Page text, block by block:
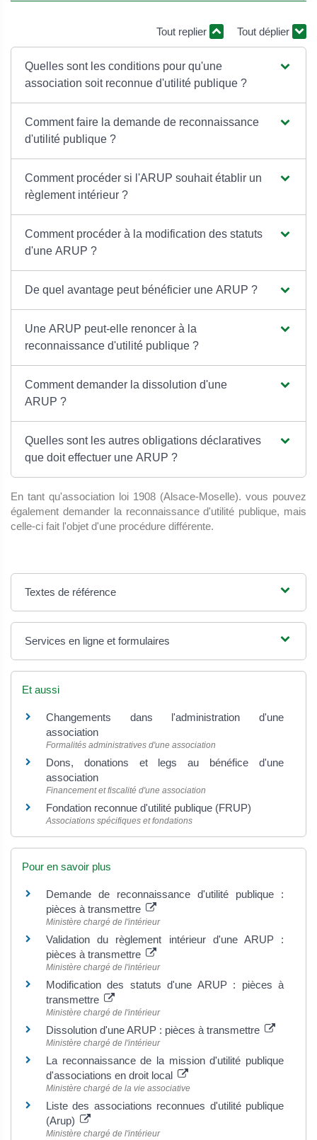
Tout replier Tout déplier
Quelles sont les conditions pour qu'une
association soit reconnue d'utilité publique ?
Comment faire la demande de reconnaissance
d'utilité publique ?
Comment procéder si l'ARUP souhait établir un
règlement intérieur ?
Comment procéder à la modification des statuts
d'une ARUP ?
De quel avantage peut bénéficier une ARUP ?
Une ARUP peut-elle renoncer à la
reconnaissance d'utilité publique ?
Comment demander la dissolution d'une
ARUP ?
Quelles sont les autres obligations déclaratives
que doit effectuer une ARUP ?
En tant qu'association loi 1908 (Alsace-Moselle). vous pouvez
également demander la reconnaissance d'utilité publique, mais
celle-ci fait l'objet d'une procédure différente.
Textes de référence
Services en ligne et formulaires
Et aussi
Changements dans l'administration d'une
association
Formalités administratives d'une association
Dons, donations et legs au bénéfice d'une
association
Financement et fiscalité d'une association
Fondation reconnue d'utilité publique (FRUP)
Associations spécifiques et fondations
Pour en savoir plus
Demande de reconnaissance d'utilité publique :
pièces à transmettre
Ministère chargé de l'intérieur
Validation du règlement intérieur d'une ARUP :
pièces à transmettre
Ministère chargé de l'intérieur
Modification des statuts d'une ARUP : pièces à
transmettre
Ministère chargé de l'intérieur
Dissolution d'une ARUP : pièces à transmettre
Ministère chargé de l'intérieur
La reconnaissance de la mission d'utilité publique
d'associations en droit local
Ministère chargé de la vie associative
Liste des associations reconnues d'utilité publique
(Arup)
Ministère chargé de l'intérieur